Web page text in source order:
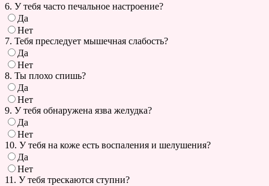
6. У тебя часто печальное настроение?
Да
Нет
7. Тебя преследует мышечная слабость?
Да
Нет
8. Ты плохо спишь?
Да
Нет
9. У тебя обнаружена язва желудка?
Да
Нет
10. У тебя на коже есть воспаления и шелушения?
Да
Нет
11. У тебя трескаются ступни?